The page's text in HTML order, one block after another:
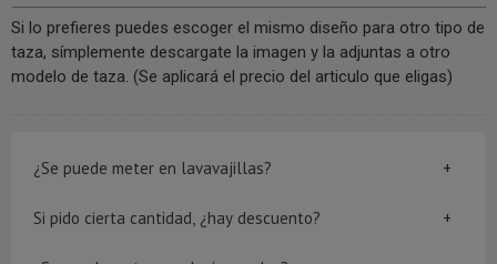
Si lo prefieres puedes escoger el mismo diseño para otro tipo de
taza, símplemente descargate la imagen y la adjuntas a otro
modelo de taza. (Se aplicará el precio del articulo que eligas)
¿Se puede meter en lavavajillas?
Si pido cierta cantidad, ¿hay descuento?